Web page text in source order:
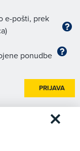
e-pošti, prek
ponudbe
PRIJAVA